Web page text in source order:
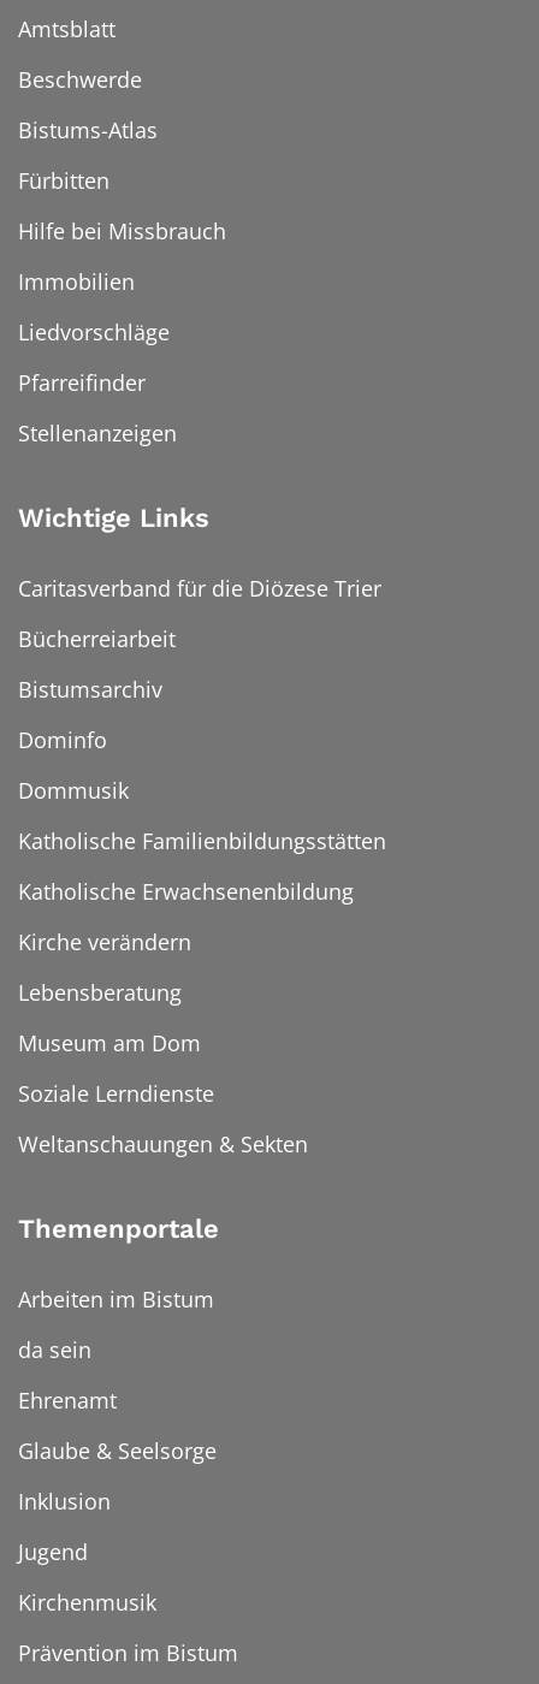
Amtsblatt
Beschwerde
Bistums-Atlas
Fürbitten
Hilfe bei Missbrauch
Immobilien
Liedvorschläge
Pfarreifinder
Stellenanzeigen
Wichtige Links
Caritasverband für die Diözese Trier
Bücherreiarbeit
Bistumsarchiv
Dominfo
Dommusik
Katholische Familienbildungsstätten
Katholische Erwachsenenbildung
Kirche verändern
Lebensberatung
Museum am Dom
Soziale Lerndienste
Weltanschauungen & Sekten
Themenportale
Arbeiten im Bistum
da sein
Ehrenamt
Glaube & Seelsorge
Inklusion
Jugend
Kirchenmusik
Prävention im Bistum